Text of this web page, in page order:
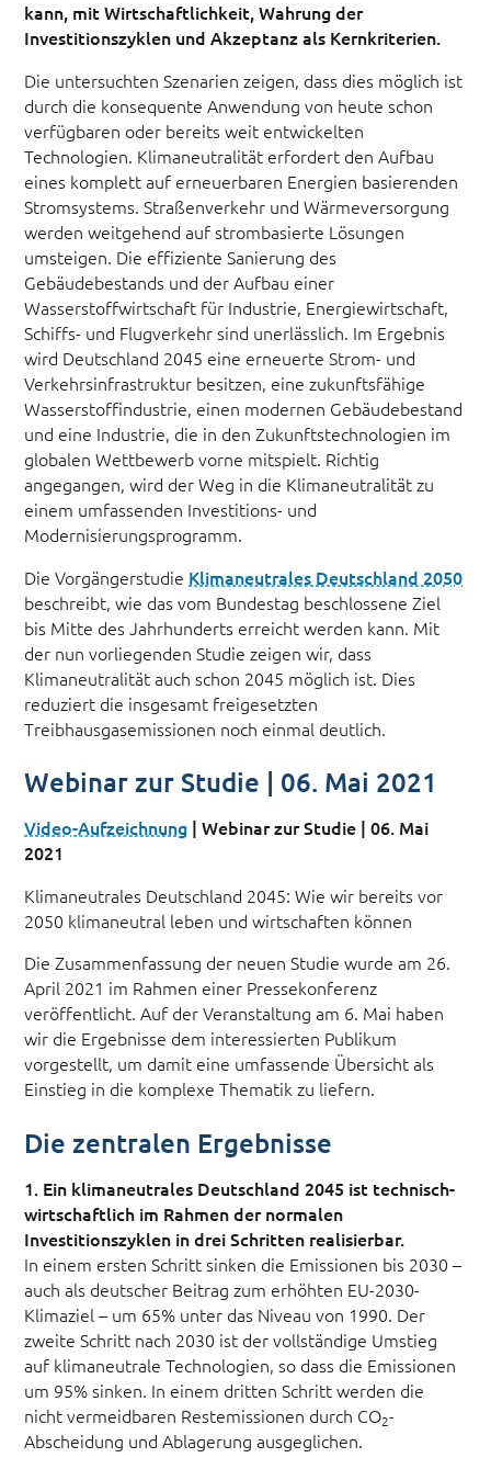
kann, mit Wirtschaftlichkeit, Wahrung der
Investitionszyklen und Akzeptanz als Kernkriterien.
Die untersuchten Szenarien zeigen, dass dies möglich ist
durch die konsequente Anwendung von heute schon
verfügbaren oder bereits weit entwickelten
Technologien. Klimaneutralität erfordert den Aufbau
eines komplett auf erneuerbaren Energien basierenden
Stromsystems. Straßenverkehr und Wärmeversorgung
werden weitgehend auf strombasierte Lösungen
umsteigen. Die effiziente Sanierung des
Gebäudebestands und der Aufbau einer
Wasserstoffwirtschaft für Industrie, Energiewirtschaft,
Schiffs- und Flugverkehr sind unerlässlich. Im Ergebnis
wird Deutschland 2045 eine erneuerte Strom- und
Verkehrsinfrastruktur besitzen, eine zukunftsfähige
Wasserstoffindustrie, einen modernen Gebäudebestand
und eine Industrie, die in den Zukunftstechnologien im
globalen Wettbewerb vorne mitspielt. Richtig
angegangen, wird der Weg in die Klimaneutralität zu
einem umfassenden Investitions- und
Modernisierungsprogramm.
Die Vorgängerstudie Klimaneutrales Deutschland 2050
beschreibt, wie das vom Bundestag beschlossene Ziel
bis Mitte des Jahrhunderts erreicht werden kann. Mit
der nun vorliegenden Studie zeigen wir, dass
Klimaneutralität auch schon 2045 möglich ist. Dies
reduziert die insgesamt freigesetzten
Treibhausgasemissionen noch einmal deutlich.
Webinar zur Studie | 06. Mai 2021
Video-Aufzeichnung | Webinar zur Studie | 06. Mai
2021
Klimaneutrales Deutschland 2045: Wie wir bereits vor
2050 klimaneutral leben und wirtschaften können
Die Zusammenfassung der neuen Studie wurde am 26.
April 2021 im Rahmen einer Pressekonferenz
veröffentlicht. Auf der Veranstaltung am 6. Mai haben
wir die Ergebnisse dem interessierten Publikum
vorgestellt, um damit eine umfassende Übersicht als
Einstieg in die komplexe Thematik zu liefern.
Die zentralen Ergebnisse
1. Ein klimaneutrales Deutschland 2045 ist technisch-
wirtschaftlich im Rahmen der normalen
Investitionszyklen in drei Schritten realisierbar.
In einem ersten Schritt sinken die Emissionen bis 2030 –
auch als deutscher Beitrag zum erhöhten EU-2030-
Klimaziel – um 65% unter das Niveau von 1990. Der
zweite Schritt nach 2030 ist der vollständige Umstieg
auf klimaneutrale Technologien, so dass die Emissionen
um 95% sinken. In einem dritten Schritt werden die
nicht vermeidbaren Restemissionen durch CO2-
Abscheidung und Ablagerung ausgeglichen.